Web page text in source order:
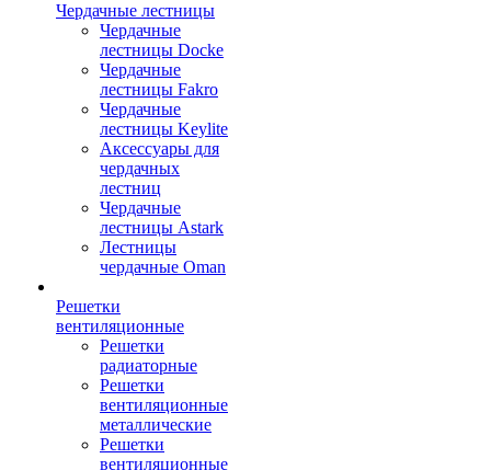
Чердачные лестницы
Чердачные
лестницы Docke
Чердачные
лестницы Fakro
Чердачные
лестницы Keylite
Аксессуары для
чердачных
лестниц
Чердачные
лестницы Astark
Лестницы
чердачные Oman
Решетки
вентиляционные
Решетки
радиаторные
Решетки
вентиляционные
металлические
Решетки
вентиляционные